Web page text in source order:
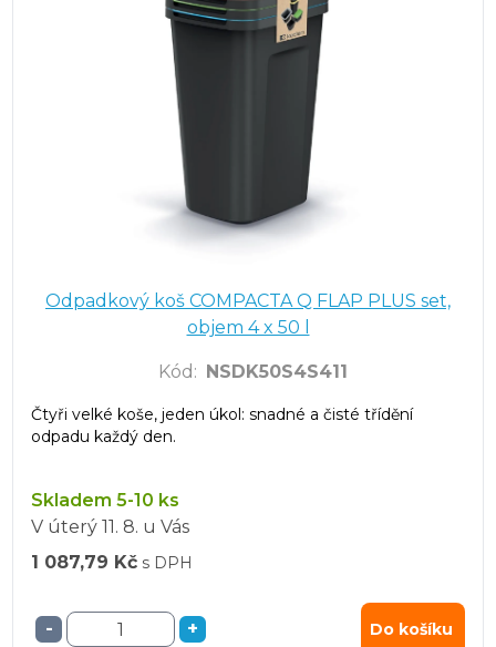
Odpadkový koš COMPACTA Q FLAP PLUS set,
objem 4 x 50 l
Kód : NSDK50S4S411
Čtyři velké koše, jeden úkol: snadné a čisté třídění
odpadu každý den.
Skladem 5-10 ks
V úterý 11. 8. u Vás
1 087,79 Kč s DPH
- + Do košíku